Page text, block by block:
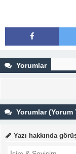
Yorumlar
Yorumlar (Yorum
Yazı hakkında